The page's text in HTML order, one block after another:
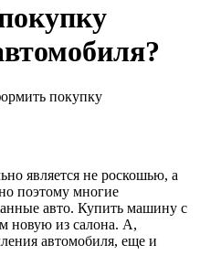
покупку
является не роскошью, а
поэтому многие
авто. Купить машину с
новую из салона. А,
автомобиля, еще и